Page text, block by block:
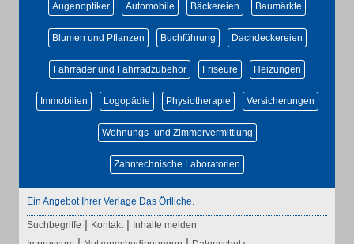
Augenoptiker Automobile Bäckereien Baumärkte
Blumen und Pflanzen Buchführung Dachdeckereien
Fahrräder und Fahrradzubehör Friseure Heizungen
Immobilien Logopädie Physiotherapie Versicherungen
Wohnungs- und Zimmervermittlung
Zahntechnische Laboratorien
Ein Angebot Ihrer Verlage Das Örtliche.
Suchbegriffe | Kontakt | Inhalte melden